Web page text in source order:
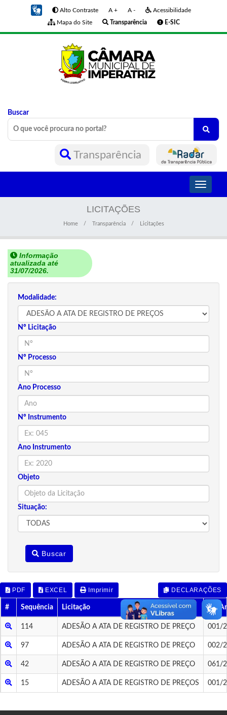
Alto Contraste A + A -
Acessibilidade
Mapa do Site
Transparência E-SIC
Buscar
Transparência
Toggle
LICITAÇÕES
Home Transparência Licitações
Informação
atualizada até
31/07/2026.
Modalidade:
Nº Licitação
Nº Processo
Ano Processo
Nº Instrumento
Ano Instrumento
Objeto
Situação:
Buscar
PDF EXCEL Imprimir DECLARAÇÕES
# Sequência Licitação Nº/
114 ADESÃO A ATA DE REGISTRO DE PREÇO 001/
97 ADESÃO A ATA DE REGISTRO DE PREÇO 002/
42 ADESÃO A ATA DE REGISTRO DE PREÇO 061/
15 ADESÃO A ATA DE REGISTRO DE PREÇOS 001/